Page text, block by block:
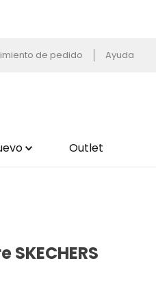
de pedido Ayuda
Outlet